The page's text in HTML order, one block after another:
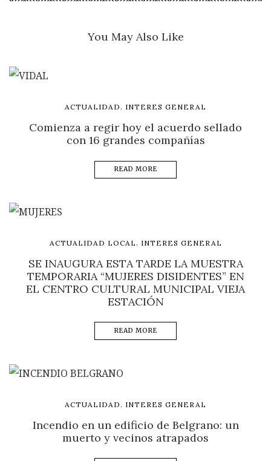
You May Also Like
ACTUALIDAD , INTERES GENERAL
Comienza a regir hoy el acuerdo sellado
con 16 grandes compañías
READ MORE
ACTUALIDAD LOCAL , INTERES GENERAL
SE INAUGURA ESTA TARDE LA MUESTRA
TEMPORARIA “MUJERES DISIDENTES” EN
EL CENTRO CULTURAL MUNICIPAL VIEJA
ESTACIÓN
READ MORE
ACTUALIDAD , INTERES GENERAL
Incendio en un edificio de Belgrano: un
muerto y vecinos atrapados